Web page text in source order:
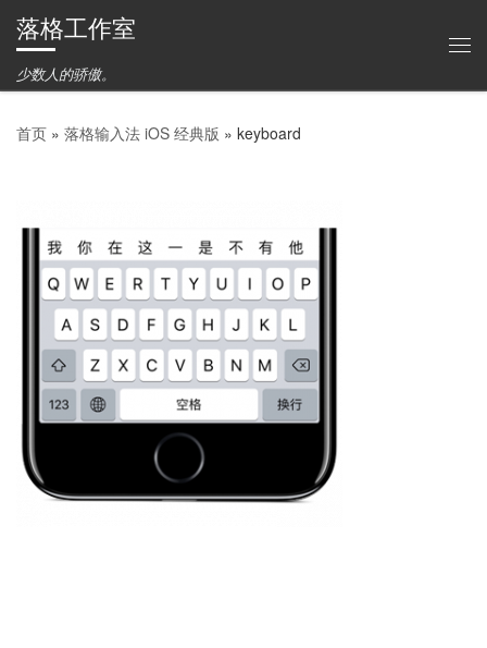
Skip to content
落格工作室
少数人的骄傲。
首页 » 落格输入法 iOS 经典版 » keyboard